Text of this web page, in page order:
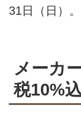
31日（日）。
メーカ
税10%込